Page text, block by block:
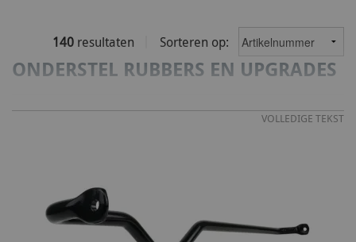
140 resultaten Sorteren op:
ONDERSTEL RUBBERS EN UPGRADES
VOLLEDIGE TEKST